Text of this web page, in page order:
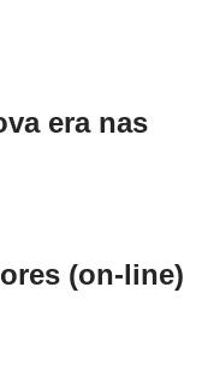
era nas
(on-line)